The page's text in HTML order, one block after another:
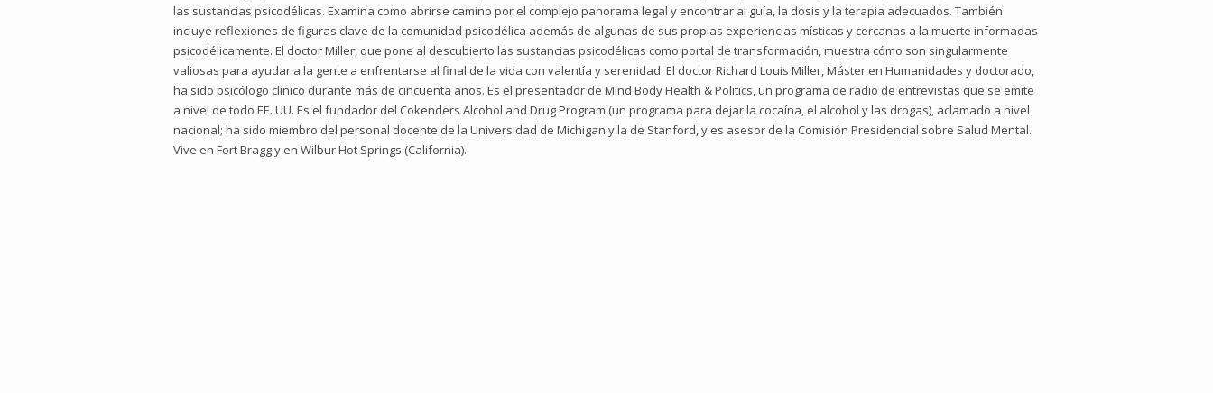
las sustancias psicodélicas. Examina como abrirse camino por el complejo panorama legal y encontrar al guía, la dosis y la terapia adecuados. También
incluye reflexiones de figuras clave de la comunidad psicodélica además de algunas de sus propias experiencias místicas y cercanas a la muerte informadas
psicodélicamente. El doctor Miller, que pone al descubierto las sustancias psicodélicas como portal de transformación, muestra cómo son singularmente
valiosas para ayudar a la gente a enfrentarse al final de la vida con valentía y serenidad. El doctor Richard Louis Miller, Máster en Humanidades y doctorado,
ha sido psicólogo clínico durante más de cincuenta años. Es el presentador de Mind Body Health & Politics, un programa de radio de entrevistas que se emite
a nivel de todo EE. UU. Es el fundador del Cokenders Alcohol and Drug Program (un programa para dejar la cocaína, el alcohol y las drogas), aclamado a nivel
nacional; ha sido miembro del personal docente de la Universidad de Michigan y la de Stanford, y es asesor de la Comisión Presidencial sobre Salud Mental.
Vive en Fort Bragg y en Wilbur Hot Springs (California).